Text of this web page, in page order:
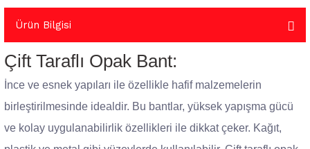
Ürün Bilgisi
Çift Taraflı Opak Bant:
İnce ve esnek yapıları ile özellikle hafif malzemelerin
birleştirilmesinde idealdir. Bu bantlar, yüksek yapışma gücü
ve kolay uygulanabilirlik özellikleri ile dikkat çeker. Kağıt,